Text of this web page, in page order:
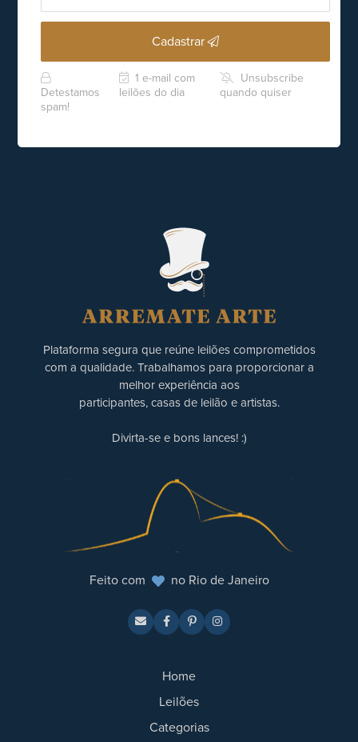
Cadastrar
Detestamos
spam!
1 e-mail com
leilões do dia
Unsubscribe
quando quiser
Plataforma segura que reúne leilões comprometidos
com a qualidade. Trabalhamos para proporcionar a
melhor experiência aos
participantes, casas de leilão e artistas.
Divirta-se e bons lances! :)
Feito com no Rio de Janeiro
Home
Leilões
Categorias